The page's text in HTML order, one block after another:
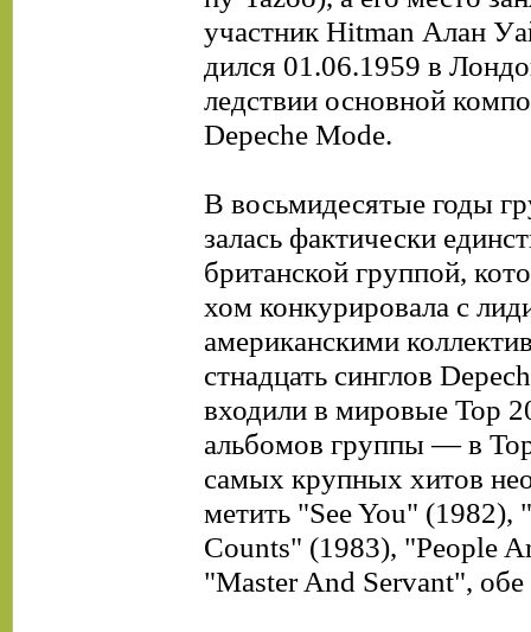
участник Hitman Алан
дился 01.06.1959 в
ледствии основной
Depeche Mode.
В восьмидесятые годы
залась фактически
британской группой,
хом конкурировала с
американскими
стнадцать синглов
входили в мировые Тор
альбомов группы — в
самых крупных хитов
метить "See You" (1982),
Counts" (1983), "People
"Master And Servant", обе